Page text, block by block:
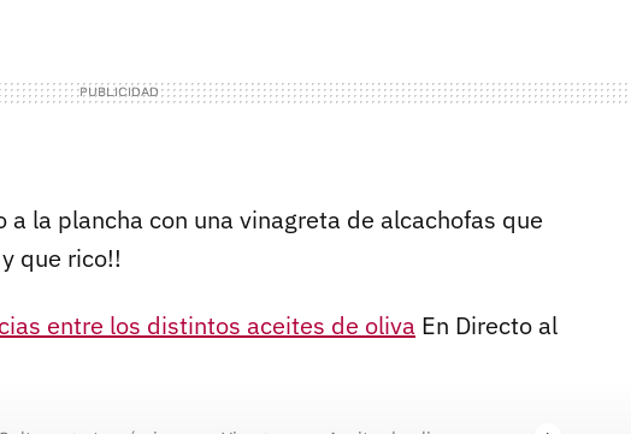
la plancha con una vinagreta de alcachofas que
que rico!!
entre los distintos aceites de oliva En Directo al